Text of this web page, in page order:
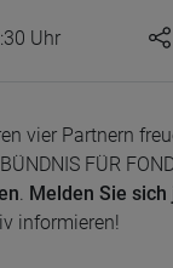
Uhr
vier Partnern
FÜR
. Melden Sie sich
informieren!